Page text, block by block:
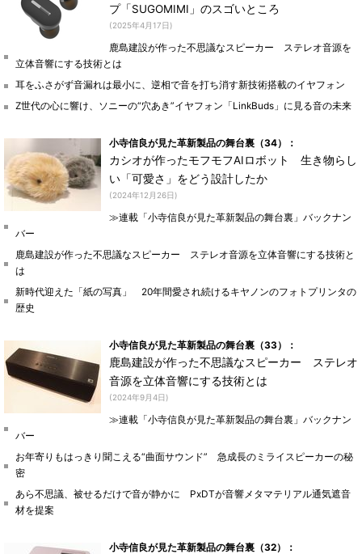
プ「SUGOMIMI」のスゴいところ
(2025年4月17日)
鹿島建設が作った不思議なスピーカー ステレオ音源を
立体音響にする技術とは
耳をふさがず音漏れは最小に、逆相で音を打ち消す新技術搭載のイヤフォン
Z世代の心に響け、ソニーの“穴あき”イヤフォン「LinkBuds」に見る音の未来
小寺信良が見た革新製品の舞台裏（34）：
カシオが作ったモフモフAIロボット 生き物らし
い「可愛さ」をどう設計したか
(2024年12月26日)
≫連載「小寺信良が見た革新製品の舞台裏」バックナン
バー
鹿島建設が作った不思議なスピーカー ステレオ音源を立体音響にする技術と
は
新時代迎えた「紙の写真」 20年間愛され続けるキヤノンのフォトプリンタの
歴史
小寺信良が見た革新製品の舞台裏（33）：
鹿島建設が作った不思議なスピーカー ステレオ
音源を立体音響にする技術とは
(2024年9月4日)
≫連載「小寺信良が見た革新製品の舞台裏」バックナン
バー
お年寄りもはっきり聞こえる“曲面サウンド” 急成長のミライスピーカーの秘
密
あら不思議、被せるだけで音が静かに PxDTが音響メタマテリアル通気遮音
材を提案
小寺信良が見た革新製品の舞台裏（32）：